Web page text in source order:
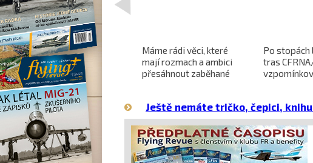
Projekt nadzvukového
letounu X-59 QueSST
směřuje k prvnímu letu
Máme rádi věci, které
mají rozmach a ambici
přesáhnout zaběhané
Po stopách
tras
Ještě nemáte tričko, čepici,